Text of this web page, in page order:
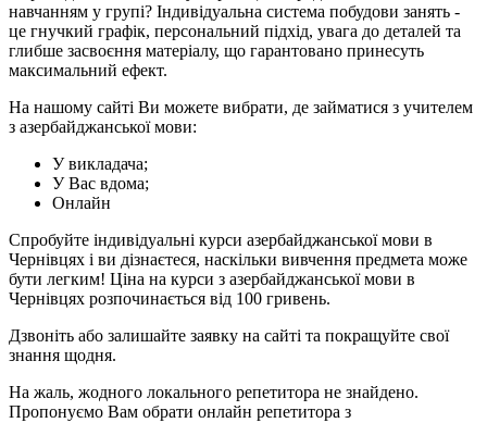
навчанням у групі? Індивідуальна система побудови занять -
це гнучкий графік, персональний підхід, увага до деталей та
глибше засвоєння матеріалу, що гарантовано принесуть
максимальний ефект.
На нашому сайті Ви можете вибрати, де займатися з учителем
з азербайджанської мови:
У викладача;
У Вас вдома;
Онлайн
Спробуйте індивідуальні курси азербайджанської мови в
Чернівцях і ви дізнаєтеся, наскільки вивчення предмета може
бути легким! Ціна на курси з азербайджанської мови в
Чернівцях розпочинається від 100 гривень.
Дзвоніть або залишайте заявку на сайті та покращуйте свої
знання щодня.
На жаль, жодного локального репетитора не знайдено.
Пропонуємо Вам обрати онлайн репетитора з